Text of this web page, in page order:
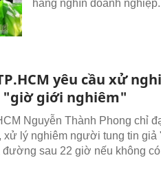
hàng nghìn doanh nghiệp.
yêu cầu xử
"giờ giới nghiêm"
Nguyễn Thành Phong chỉ
xử lý nghiêm người tung tin
đường sau 22 giờ nếu không